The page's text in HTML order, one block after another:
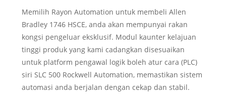
Memilih Rayon Automation untuk membeli Allen
Bradley 1746 HSCE, anda akan mempunyai rakan
kongsi pengeluar eksklusif. Modul kaunter kelajuan
tinggi produk yang kami cadangkan disesuaikan
untuk platform pengawal logik boleh atur cara (PLC)
siri SLC 500 Rockwell Automation, memastikan sistem
automasi anda berjalan dengan cekap dan stabil.